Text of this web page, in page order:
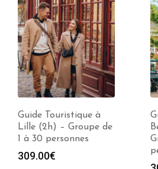
Guide Touristique à
Lille (2h) – Groupe de
1 à 30 personnes
309.00€